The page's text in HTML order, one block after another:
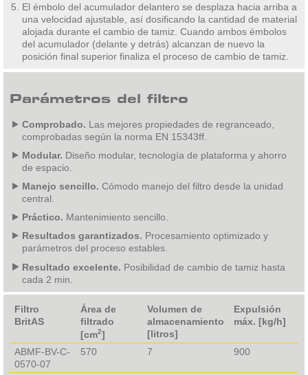
El émbolo del acumulador delantero se desplaza hacia arriba a
una velocidad ajustable, así dosificando la cantidad de material
alojada durante el cambio de tamiz. Cuando ambos émbolos
del acumulador (delante y detrás) alcanzan de nuevo la
posición final superior finaliza el proceso de cambio de tamiz.
Parámetros del filtro
Comprobado. Las mejores propiedades de regranceado,
comprobadas según la norma EN 15343ff.
Modular. Diseño modular, tecnología de plataforma y ahorro
de espacio.
Manejo sencillo. Cómodo manejo del filtro desde la unidad
central.
Práctico. Mantenimiento sencillo.
Resultados garantizados. Procesamiento optimizado y
parámetros del proceso estables.
Resultado excelente. Posibilidad de cambio de tamiz hasta
cada 2 min.
Filtro
BritAS
Área de
filtrado
[cm2]
Volumen de
almacenamiento
[litros]
Expulsión
máx. [kg/h]
ABMF-BV-C-
0570-07
570 7 900